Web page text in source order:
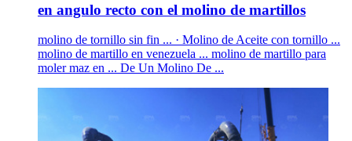
en angulo recto con el molino de martillos
molino de tornillo sin fin ... · Molino de Aceite con tornillo ...
molino de martillo en venezuela ... molino de martillo para
moler maz en ... De Un Molino De ...